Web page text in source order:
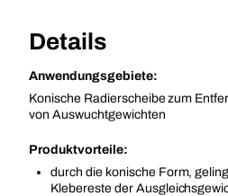
Details
Anwendungsgebiete:
Konische Radierscheibe zum
von Auswuchtgewichten
Produktvorteile:
durch die konische Form,
Klebereste der